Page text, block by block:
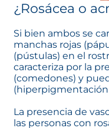
¿Rosácea o
Si bien ambos se
manchas rojas
(pústulas) en el
caracteriza por la
(comedones) y
La presencia de
las personas con